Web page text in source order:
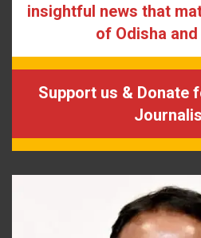
insightful news that
of Odisha
Support us & Donate